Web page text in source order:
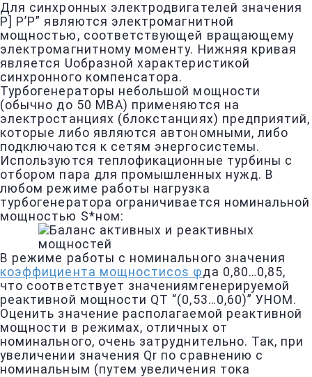
Для синхронных электродвигателей значения
Р] Р’Р” являются электромагнитной
мощностью, соответствующей вращающему
электромагнитному моменту. Нижняя кривая
является Uобразной характеристикой
синхронного компенсатора.
Турбогенераторы небольшой мощности
(обычно до 50 MBА) применяются на
электростанциях (блокстанциях) предприятий,
которые либо являются автономными, либо
подключаются к сетям энергосистемы.
Используются теплофикационные турбины с
отбором пара для промышленных нужд. В
любом режиме работы нагрузка
турбогенератора ограничивается номинальной
мощностью S*ном:
В режиме работы с номинального значения
коэффициента мощностиcos φда 0,80…0,85,
что соответствует значениямгенерируемой
реактивной мощности QT “(0,53…0,60)” УНОМ.
Оценить значение располагаемой реактивной
мощности в режимах, отличных от
номинального, очень затруднительно. Так, при
увеличении значения Qr по сравнению с
номинальным (путем увеличения тока